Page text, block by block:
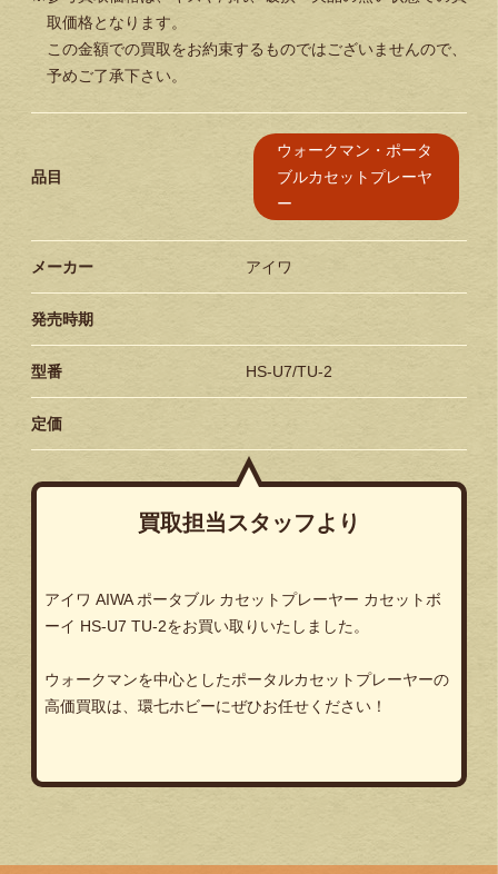
取価格となります。
この金額での買取をお約束するものではございませんので、
予めご了承下さい。
品目
ウォークマン・ポータ
ブルカセットプレーヤ
ー
メーカー アイワ
発売時期
型番 HS-U7/TU-2
定価
買取担当スタッフより
アイワ AIWA ポータブル カセットプレーヤー カセットボ
ーイ HS-U7 TU-2をお買い取りいたしました。
ウォークマンを中心としたポータルカセットプレーヤーの
高価買取は、環七ホビーにぜひお任せください！